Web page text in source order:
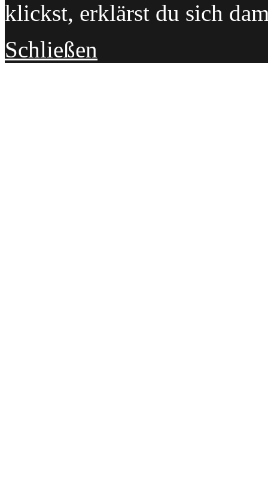
klickst, erklärst du sich
Schließen